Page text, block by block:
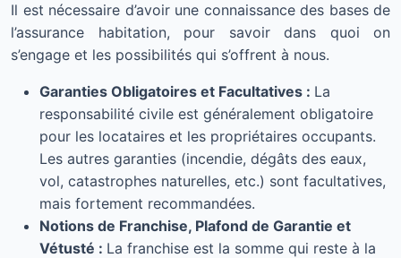
Il est nécessaire d’avoir une connaissance des bases de
l’assurance habitation, pour savoir dans quoi on
s’engage et les possibilités qui s’offrent à nous.
Garanties Obligatoires et Facultatives : La
responsabilité civile est généralement obligatoire
pour les locataires et les propriétaires occupants.
Les autres garanties (incendie, dégâts des eaux,
vol, catastrophes naturelles, etc.) sont facultatives,
mais fortement recommandées.
Notions de Franchise, Plafond de Garantie et
Vétusté : La franchise est la somme qui reste à la